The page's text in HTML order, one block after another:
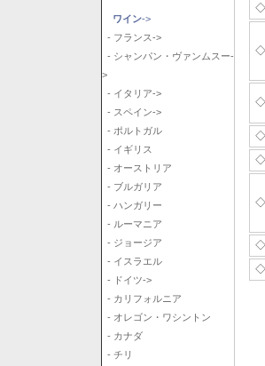
ワイン->
- フランス->
- シャンパン・ヴァンムスー-
>
- イタリア->
- スペイン->
- ポルトガル
- イギリス
- オーストリア
- ブルガリア
- ハンガリー
- ルーマニア
- ジョージア
- イスラエル
- ドイツ->
- カリフォルニア
- オレゴン・ワシントン
- カナダ
- チリ
◇
◇
◇
◇
◇
◇
◇
◇